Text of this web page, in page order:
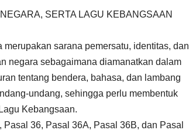
SERTA LAGU KEBANGSAAN
sarana pemersatu, identitas, dan
negara sebagaimana diamanatkan dalam
tentang bendera, bahasa, dan lambang
undang, sehingga perlu membentuk
Kebangsaan.
36, Pasal 36A, Pasal 36B, dan Pasal